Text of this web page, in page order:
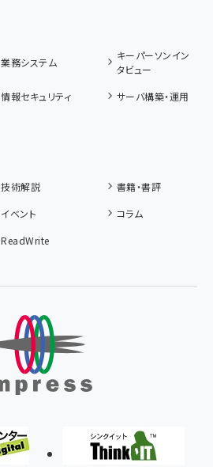
業務システム
キーパーソンイン
タビュー
情報セキュリティ
サーバ構築・運用
技術解説
書籍・書評
イベント
コラム
ReadWrite